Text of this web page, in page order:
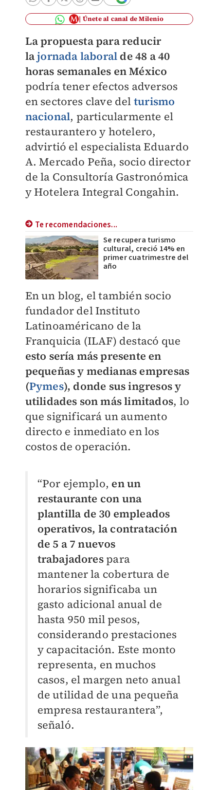
Únete al canal de Milenio
La propuesta para reducir
lajornada laboral de 48 a 40
horas semanales en México
podría tener efectos adversos
en sectores clave del turismo
nacional, particularmente el
restaurantero y hotelero,
advirtió el especialista Eduardo
A. Mercado Peña, socio director
de la Consultoría Gastronómica
y Hotelera Integral Congahin.
Te recomendaciones...
Se recupera turismo
cultural, creció 14% en
primer cuatrimestre del
año
En un blog, el también socio
fundador del Instituto
Latinoaméricano de la
Franquicia (ILAF) destacó que
esto sería más presente en
pequeñas y medianas empresas
(Pymes), donde sus ingresos y
utilidades son más limitados, lo
que significará un aumento
directo e inmediato en los
costos de operación.
“Por ejemplo, en un
restaurante con una
plantilla de 30 empleados
operativos, la contratación
de 5 a 7 nuevos
trabajadores para
mantener la cobertura de
horarios significaba un
gasto adicional anual de
hasta 950 mil pesos,
considerando prestaciones
y capacitación. Este monto
representa, en muchos
casos, el margen neto anual
de utilidad de una pequeña
empresa restaurantera”,
señaló.